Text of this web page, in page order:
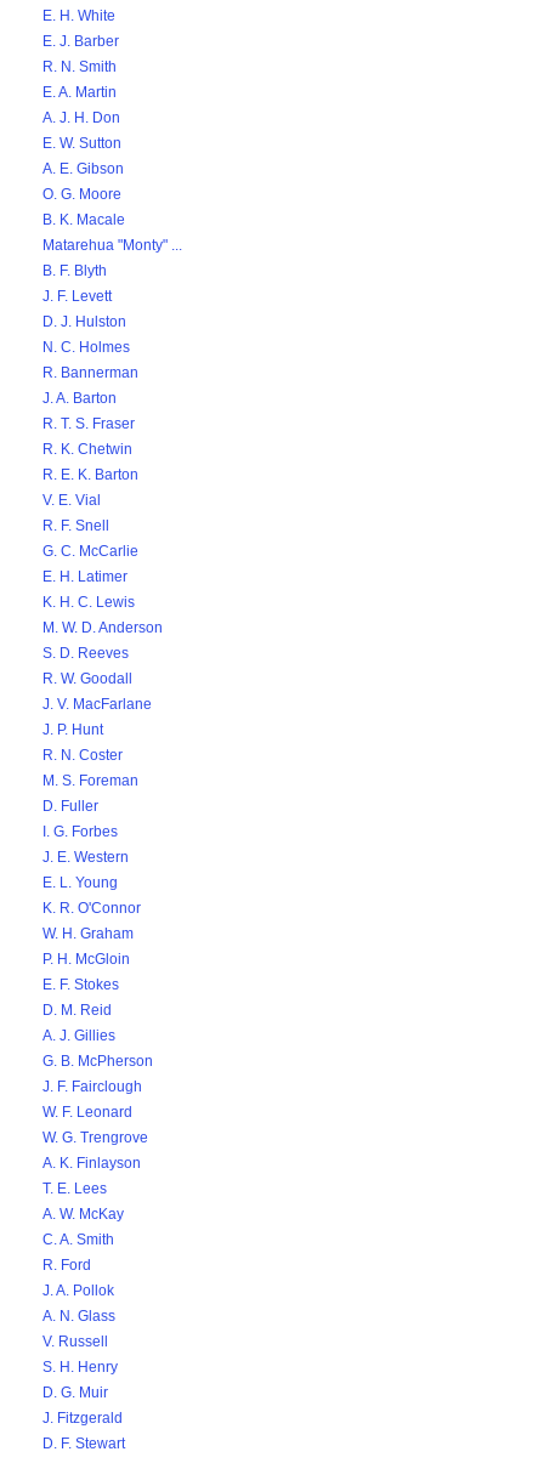
E. H. White
E. J. Barber
R. N. Smith
E. A. Martin
A. J. H. Don
E. W. Sutton
A. E. Gibson
O. G. Moore
B. K. Macale
Matarehua "Monty" ...
B. F. Blyth
J. F. Levett
D. J. Hulston
N. C. Holmes
R. Bannerman
J. A. Barton
R. T. S. Fraser
R. K. Chetwin
R. E. K. Barton
V. E. Vial
R. F. Snell
G. C. McCarlie
E. H. Latimer
K. H. C. Lewis
M. W. D. Anderson
S. D. Reeves
R. W. Goodall
J. V. MacFarlane
J. P. Hunt
R. N. Coster
M. S. Foreman
D. Fuller
I. G. Forbes
J. E. Western
E. L. Young
K. R. O'Connor
W. H. Graham
P. H. McGloin
E. F. Stokes
D. M. Reid
A. J. Gillies
G. B. McPherson
J. F. Fairclough
W. F. Leonard
W. G. Trengrove
A. K. Finlayson
T. E. Lees
A. W. McKay
C. A. Smith
R. Ford
J. A. Pollok
A. N. Glass
V. Russell
S. H. Henry
D. G. Muir
J. Fitzgerald
D. F. Stewart